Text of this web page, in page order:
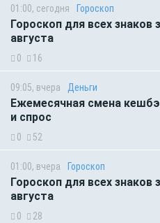
01:00, сегодня Гороскоп
Гороскоп для всех знаков
августа
0 16
09:05, вчера Деньги
Ежемесячная смена
и спрос
0 52
01:00, вчера Гороскоп
Гороскоп для всех знаков
августа
0 28